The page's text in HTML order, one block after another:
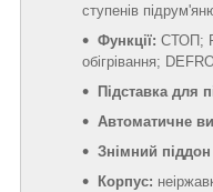
ступенів
Функції: СТОП;
обігрівання;
Підставка для
Автоматичне
Знімний
Корпус: